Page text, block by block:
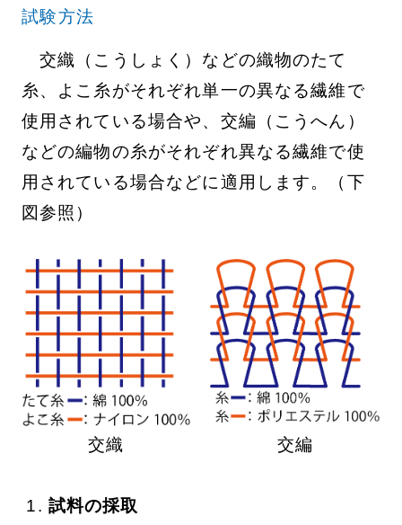
試験方法
交織（こうしょく）などの織物のたて
糸、よこ糸がそれぞれ単一の異なる繊維で
使用されている場合や、交編（こうへん）
などの編物の糸がそれぞれ異なる繊維で使
用されている場合などに適用します。（下
図参照）
交織 交編
試料の採取